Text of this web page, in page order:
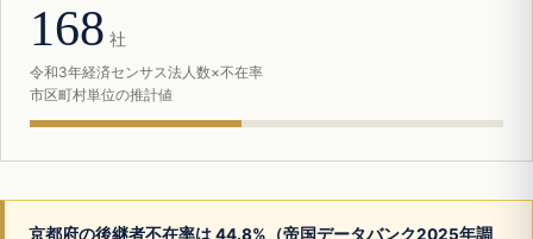
168 社
令和3年経済センサス法人数×不在率
市区町村単位の推計値
京都府の後継者不在率は 44.8%（帝国データバンク2025年調